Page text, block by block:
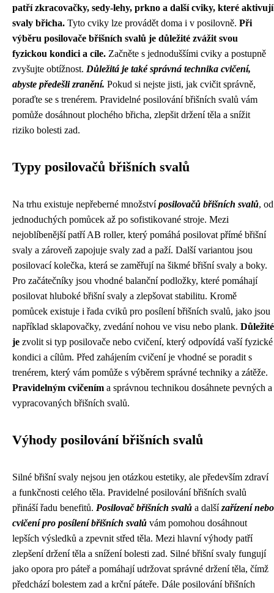
patří zkracovačky, sedy-lehy, prkno a další cviky, které aktivují
svaly břicha. Tyto cviky lze provádět doma i v posilovně. Při
výběru posilovače břišních svalů je důležité zvážit svou
fyzickou kondici a cíle. Začněte s jednoduššími cviky a postupně
zvyšujte obtížnost. Důležitá je také správná technika cvičení,
abyste předešli zranění. Pokud si nejste jisti, jak cvičit správně,
poraďte se s trenérem. Pravidelné posilování břišních svalů vám
pomůže dosáhnout plochého břicha, zlepšit držení těla a snížit
riziko bolesti zad.
Typy posilovačů břišních svalů
Na trhu existuje nepřeberné množstvíposilovačů břišních svalů, od
jednoduchých pomůcek až po sofistikované stroje. Mezi
nejoblíbenější patří AB roller, který pomáhá posilovat přímé břišní
svaly a zároveň zapojuje svaly zad a paží. Další variantou jsou
posilovací kolečka, která se zaměřují na šikmé břišní svaly a boky.
Pro začátečníky jsou vhodné balanční podložky, které pomáhají
posilovat hluboké břišní svaly a zlepšovat stabilitu. Kromě
pomůcek existuje i řada cviků pro posílení břišních svalů, jako jsou
například sklapovačky, zvedání nohou ve visu nebo plank. Důležité
je zvolit si typ posilovače nebo cvičení, který odpovídá vaší fyzické
kondici a cílům. Před zahájením cvičení je vhodné se poradit s
trenérem, který vám pomůže s výběrem správné techniky a zátěže.
Pravidelným cvičením a správnou technikou dosáhnete pevných a
vypracovaných břišních svalů.
Výhody posilování břišních svalů
Silné břišní svaly nejsou jen otázkou estetiky, ale především zdraví
a funkčnosti celého těla. Pravidelné posilování břišních svalů
přináší řadu benefitů. Posilovač břišních svalů a dalšízařízení nebo
cvičení pro posílení břišních svalů vám pomohou dosáhnout
lepších výsledků a zpevnit střed těla. Mezi hlavní výhody patří
zlepšení držení těla a snížení bolesti zad. Silné břišní svaly fungují
jako opora pro páteř a pomáhají udržovat správné držení těla, čímž
předchází bolestem zad a krční páteře. Dále posilování břišních